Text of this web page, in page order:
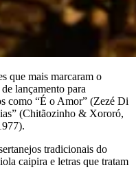
que mais marcaram o
lançamento para
como “É o Amor” (Zezé Di
(Chitãozinho & Xororó,
tradicionais do
caipira e letras que tratam